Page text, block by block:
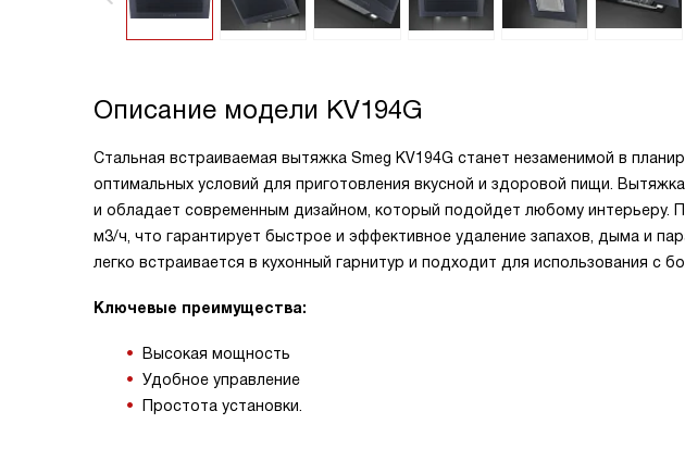
Описание модели KV194G
Стальная встраиваемая вытяжка Smeg KV194G станет незаменимой в
оптимальных условий для приготовления вкусной и здоровой пищи.
и обладает современным дизайном, который подойдет любому интерьеру.
м3/ч, что гарантирует быстрое и эффективное удаление запахов, дыма и
легко встраивается в кухонный гарнитур и подходит для использования с
Ключевые преимущества:
Высокая мощность
Удобное управление
Простота установки.